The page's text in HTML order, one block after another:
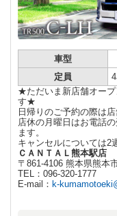
車型
定員
★ただいま新店舗オー
す★
日帰りのご予約の際は
店休の月曜日はお電話
ます。
キャンセルについては2
ＣＡＮＴＡＬ熊本駅店
〒861-4106 熊本県熊本
TEL：096-320-1777
E-mail： k-